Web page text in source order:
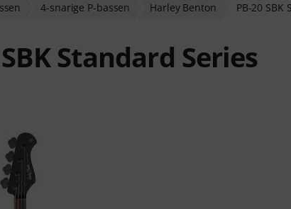
4-snarige P-bassen Harley Benton PB-20 SBK
Standard Series